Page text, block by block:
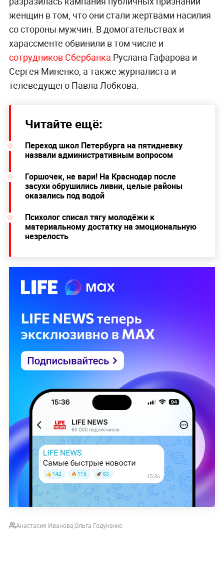
женщин в том, что они стали жертвами насилия
со стороны мужчин. В домогательствах и
харассменте обвинили в том числе и
сотрудников Сбербанка Руслана Гафарова и
Сергея Миненко, а также журналиста и
телеведущего Павла Лобкова.
Читайте ещё:
Переход школ Петербурга на пятидневку
назвали административным вопросом
Горшочек, не вари! На Краснодар после
засухи обрушились ливни, целые районы
оказались под водой
Психолог списал тягу молодёжи к
материальному достатку на эмоциональную
незрелость
Анастасия ИвановаОльга Годуненко